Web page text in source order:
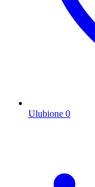
Ulubione 0